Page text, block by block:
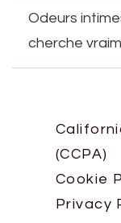
Odeurs
cherche
(CCPA)
Cookie
Privacy